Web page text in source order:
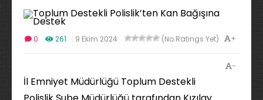
0 261 9 Ekim 2024 (No Ratings Yet) +
-
İl Emniyet Müdürlüğü Toplum Destekli